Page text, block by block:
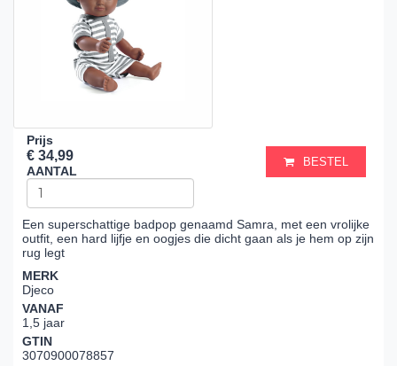
Prijs
€ 34,99
AANTAL
BESTEL
Een superschattige badpop genaamd Samra, met een vrolijke
outfit, een hard lijfje en oogjes die dicht gaan als je hem op zijn
rug legt
MERK
Djeco
VANAF
1,5 jaar
GTIN
3070900078857